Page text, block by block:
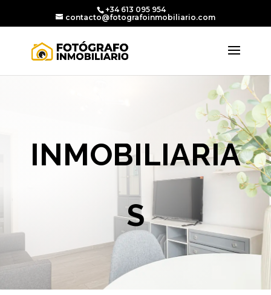
+34 613 095 954
contacto@fotografoinmobiliario.com
INMOBILIARIA
S